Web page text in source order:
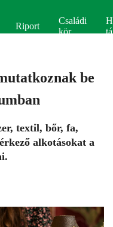
Riport
Családi
kör
be
textil, bőr, fa,
alkotásokat a